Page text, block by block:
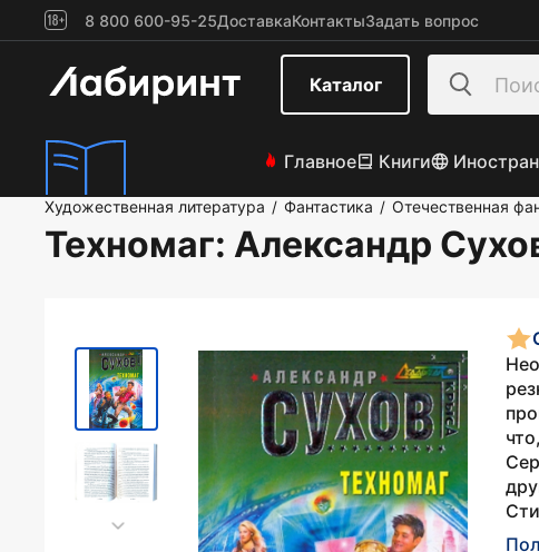
8 800 600-95-25ДоставкаКонтактыЗадать вопрос
Каталог
Главное Книги
Художественная литература / Фантастика / Отечественная
Техномаг: Александр